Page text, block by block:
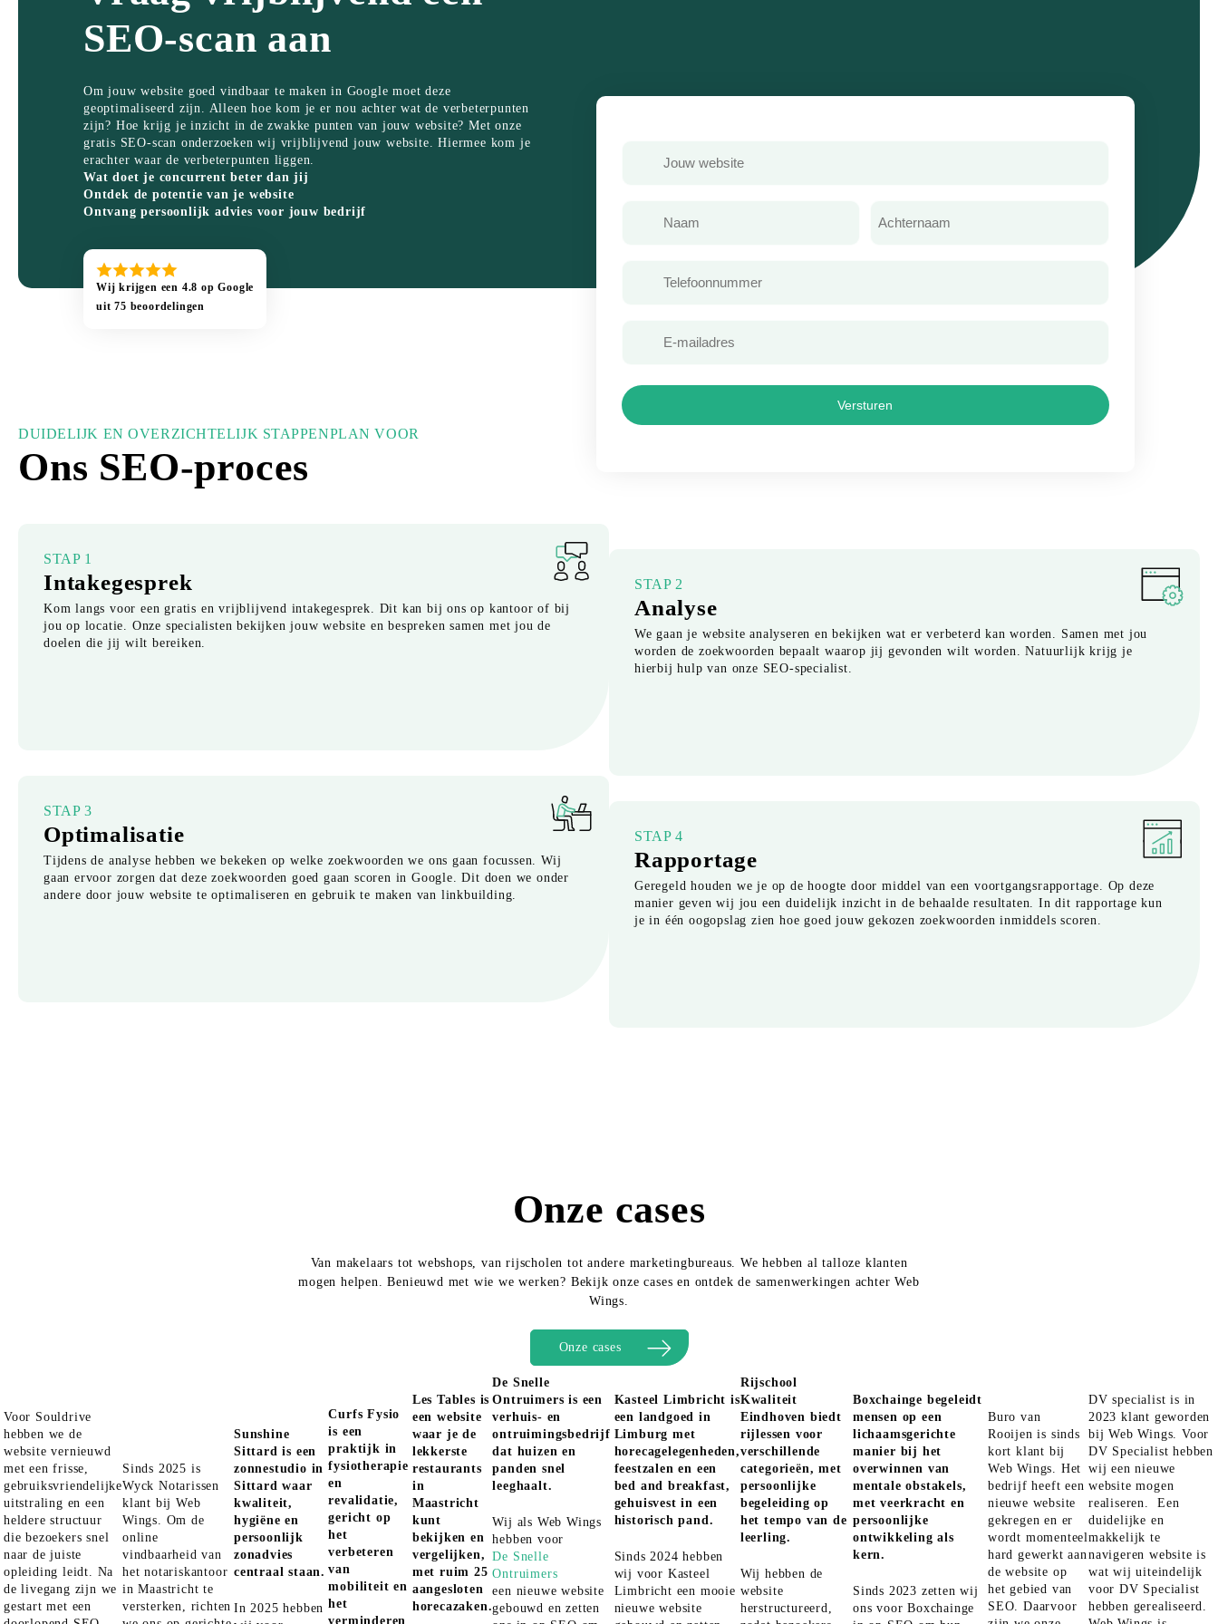
Wij krijgen een 4.8 op Google
uit 75 beoordelingen
SEO-scan aan
Om jouw website goed vindbaar te maken in Google moet deze
geoptimaliseerd zijn. Alleen hoe kom je er nou achter wat de verbeterpunten
zijn? Hoe krijg je inzicht in de zwakke punten van jouw website? Met onze
gratis SEO-scan onderzoeken wij vrijblijvend jouw website. Hiermee kom je
erachter waar de verbeterpunten liggen.
Wat doet je concurrent beter dan jij
Ontdek de potentie van je website
Ontvang persoonlijk advies voor jouw bedrijf
website
mailadres
Versturen
DUIDELIJK EN OVERZICHTELIJK STAPPENPLAN VOOR
Ons SEO-proces
STAP 1
Intakegesprek
Kom langs voor een gratis en vrijblijvend intakegesprek. Dit kan bij ons op kantoor of bij
jou op locatie. Onze specialisten bekijken jouw website en bespreken samen met jou de
doelen die jij wilt bereiken.
STAP 2
Analyse
We gaan je website analyseren en bekijken wat er verbeterd kan worden. Samen met jou
worden de zoekwoorden bepaalt waarop jij gevonden wilt worden. Natuurlijk krijg je
hierbij hulp van onze SEO-specialist.
STAP 3
Optimalisatie
Tijdens de analyse hebben we bekeken op welke zoekwoorden we ons gaan focussen. Wij
gaan ervoor zorgen dat deze zoekwoorden goed gaan scoren in Google. Dit doen we onder
andere door jouw website te optimaliseren en gebruik te maken van linkbuilding.
STAP 4
Rapportage
Geregeld houden we je op de hoogte door middel van een voortgangsrapportage. Op deze
manier geven wij jou een duidelijk inzicht in de behaalde resultaten. In dit rapportage kun
je in één oogopslag zien hoe goed jouw gekozen zoekwoorden inmiddels scoren.
Onze cases
Van makelaars tot webshops, van rijscholen tot andere marketingbureaus. We hebben al talloze klanten
mogen helpen. Benieuwd met wie we werken? Bekijk onze cases en ontdek de samenwerkingen achter Web
Wings.
Onze cases
Voor Souldrive
hebben we de
website vernieuwd
met een frisse,
gebruiksvriendelijke
uitstraling en een
heldere structuur
die bezoekers snel
naar de juiste
opleiding leidt. Na
de livegang zijn we
gestart met een
Sinds 2025 is
Wyck Notarissen
klant bij Web
Wings. Om de
online
vindbaarheid van
het notariskantoor
in Maastricht te
versterken, richten
Sunshine
Sittard is een
zonnestudio in
Sittard waar
kwaliteit,
hygiëne en
persoonlijk
zonadvies
centraal staan.
In 2025 hebben
Curfs Fysio
is een
praktijk in
fysiotherapie
en
revalidatie,
gericht op
het
verbeteren
van
mobiliteit en
het
verminderen
Les Tables is
een website
waar je de
lekkerste
restaurants
in
Maastricht
kunt
bekijken en
vergelijken,
met ruim 25
aangesloten
horecazaken.
De Snelle
Ontruimers is een
verhuis- en
ontruimingsbedrijf
dat huizen en
panden snel
leeghaalt.
Wij als Web Wings
hebben voor
De Snelle
Ontruimers
een nieuwe website
gebouwd en zetten
Kasteel Limbricht is
een landgoed in
Limburg met
horecagelegenheden,
feestzalen en een
bed and breakfast,
gehuisvest in een
historisch pand.
Sinds 2024 hebben
wij voor Kasteel
Limbricht een mooie
nieuwe website
Rijschool
Kwaliteit
Eindhoven biedt
rijlessen voor
verschillende
categorieën, met
persoonlijke
begeleiding op
het tempo van de
leerling.
Wij hebben de
website
herstructureerd,
Boxchainge begeleidt
mensen op een
lichaamsgerichte
manier bij het
overwinnen van
mentale obstakels,
met veerkracht en
persoonlijke
ontwikkeling als
kern.
Sinds 2023 zetten wij
ons voor Boxchainge
Buro van
Rooijen is sinds
kort klant bij
Web Wings. Het
bedrijf heeft een
nieuwe website
gekregen en er
wordt momenteel
hard gewerkt aan
de website op
het gebied van
SEO. Daarvoor
DV specialist is in
2023 klant geworden
bij Web Wings. Voor
DV Specialist hebben
wij een nieuwe
website mogen
realiseren. Een
duidelijke en
makkelijk te
navigeren website is
wat wij uiteindelijk
voor DV Specialist
hebben gerealiseerd.